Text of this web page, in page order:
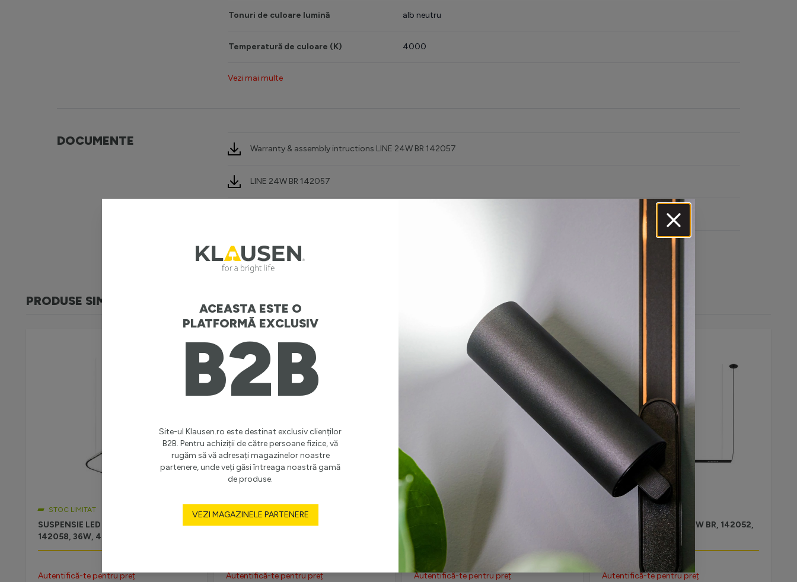
Tonuri de culoare lumină alb neutru
Temperatură de culoare (K) 4000
Vezi mai multe
DOCUMENTE
Warranty & assembly intructions LINE 24W BR 142057
LINE 24W BR 142057
PRODUSE SIMILARE
STOC LIMITAT
SUSPENSIE LED ESSENTIAL 36W WS,
142058, 36W, 4000K, ALB
Autentifică-te pentru preț
STOC LIMITAT
SUSPENSIE LED ESSENTIAL 30W WR,
Autentifică-te pentru preț
STOC LIMITAT
SUSPENSIE LED LINE 18W W, 142049,
18W, 4000K, ALB
Autentifică-te pentru preț
STOC LIMITAT
SUSPENSIE LED LINE 18W BR, 142052,
18W, 4000K, NEGRU
Autentifică-te pentru preț
ACEASTA ESTE O
PLATFORMĂ EXCLUSIV
B2B
Site-ul Klausen.ro este destinat exclusiv clienților
B2B. Pentru achiziții de către persoane fizice, vă
rugăm să vă adresați magazinelor noastre
partenere, unde veți găsi întreaga noastră gamă
de produse.
VEZI MAGAZINELE PARTENERE